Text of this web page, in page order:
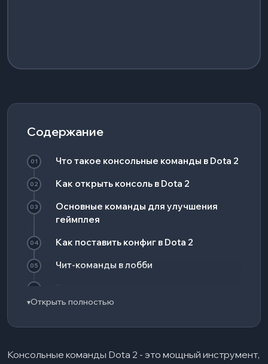
Содержание
01 Что такое консольные команды в Dota 2
02 Как открыть консоль в Dota 2
03
Основные команды для улучшения
геймплея
04 Как поставить конфиг в Dota 2
05 Чит-команды в лобби
Что такое консольные команды Dota 2?
▾Открыть полностью
Консольные команды Dota 2 - это мощный инструмент,